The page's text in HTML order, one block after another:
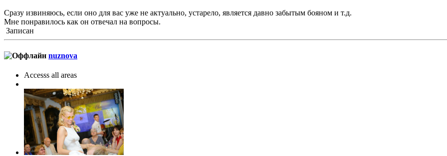
Сразу извиняюсь, если оно для вас уже не актуально, устарело, является давно забытым бояном и т.д.
Мне понравилось как он отвечал на вопросы.
Записан
nuznova
Accesss all areas